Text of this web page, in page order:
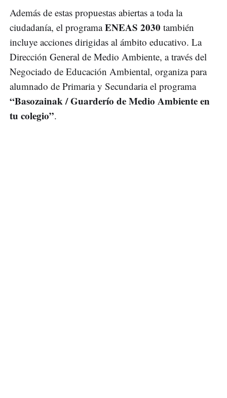
Además de estas propuestas abiertas a toda la
ciudadanía, el programaENEAS 2030 también
incluye acciones dirigidas al ámbito educativo. La
Dirección General de Medio Ambiente, a través del
Negociado de Educación Ambiental, organiza para
alumnado de Primaria y Secundaria el programa
“Basozainak / Guarderío de Medio Ambiente en
tu colegio”.